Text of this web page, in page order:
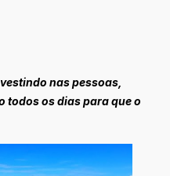
nas pessoas,
todos os dias para que o